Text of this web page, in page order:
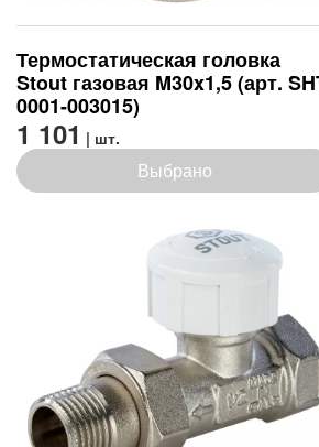
Термостатическая головка
Stout газовая M30x1,5 (арт.
0001-003015)
1 101 | шт.
Выбрано